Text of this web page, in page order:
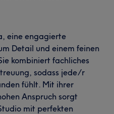
eine engagierte
Detail und einem feinen
kombiniert fachliches
sodass jede/r
fühlt. Mit ihrer
Anspruch sorgt
mit perfekten